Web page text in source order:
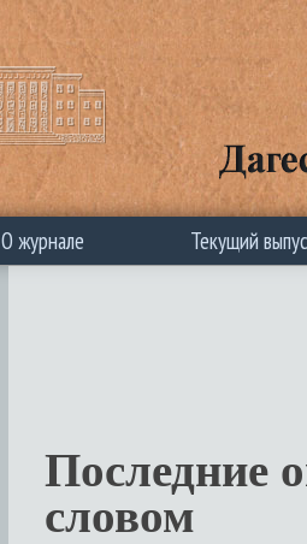
О журнале Текущий
Последние
словом